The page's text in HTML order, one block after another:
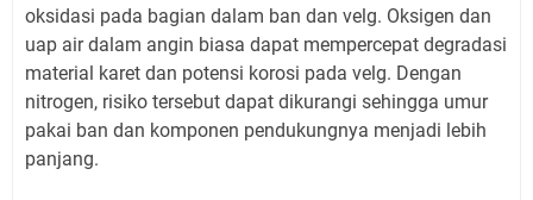
oksidasi pada bagian dalam ban dan velg. Oksigen dan
uap air dalam angin biasa dapat mempercepat degradasi
material karet dan potensi korosi pada velg. Dengan
nitrogen, risiko tersebut dapat dikurangi sehingga umur
pakai ban dan komponen pendukungnya menjadi lebih
panjang.